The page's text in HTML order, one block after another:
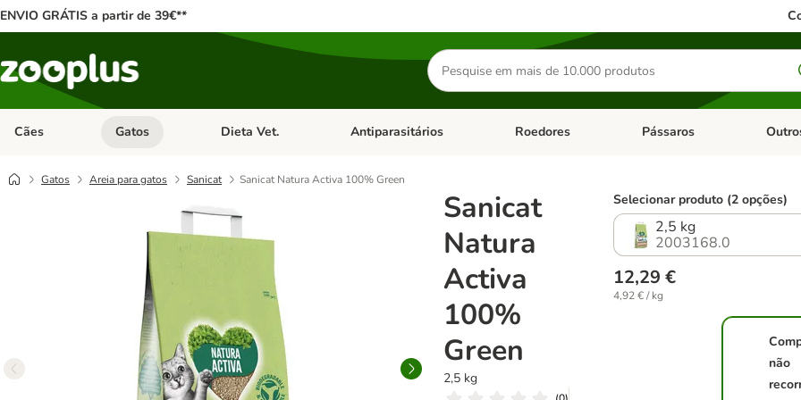
ENVIO GRÁTIS a partir de 39€**
Pesquisar
produtos
Cães Abrir menu de categoria: Cães
Gatos Abrir menu de categoria: Gatos
Dieta Vet. Abrir menu de categoria: Dieta Vet.
Antiparasitários Abrir menu de categoria: Antiparasitários
Roedores Abrir menu de categoria:
Pássaros Abrir
Gatos Areia para gatos Sanicat Sanicat Natura Activa 100% Green
Sanicat
Natura
Activa
100%
Green
2,5 kg
Selecionar produto (2 opções)
2,5 kg
2003168.0
12,29 €
4,92 € / kg
não